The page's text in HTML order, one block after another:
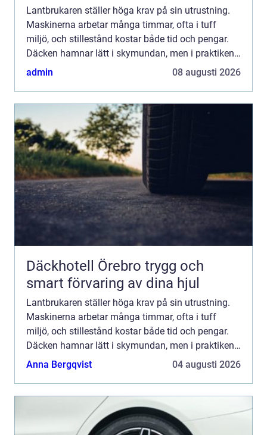
Lantbrukaren ställer höga krav på sin utrustning.
Maskinerna arbetar många timmar, ofta i tuff
miljö, och stillestånd kostar både tid och pengar.
Däcken hamnar lätt i skymundan, men i praktiken
är de avgörande för både ekonomi, markskonad
admin 08 augusti 2026
Däckhotell Örebro trygg och
smart förvaring av dina hjul
Lantbrukaren ställer höga krav på sin utrustning.
Maskinerna arbetar många timmar, ofta i tuff
miljö, och stillestånd kostar både tid och pengar.
Däcken hamnar lätt i skymundan, men i praktiken
är de avgörande för både ekonomi, markskonad
Anna Bergqvist 04 augusti 2026